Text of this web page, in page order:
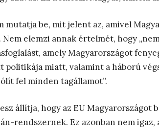
mutatja be, mit jelent az, amivel
Nem elemzi annak értelmét, hogy
amely Magyarországot
politikája miatt, valamint a háború
fel minden tagállamot”.
állítja, hogy az EU Magyarországot
rendszernek. Ez azonban nem